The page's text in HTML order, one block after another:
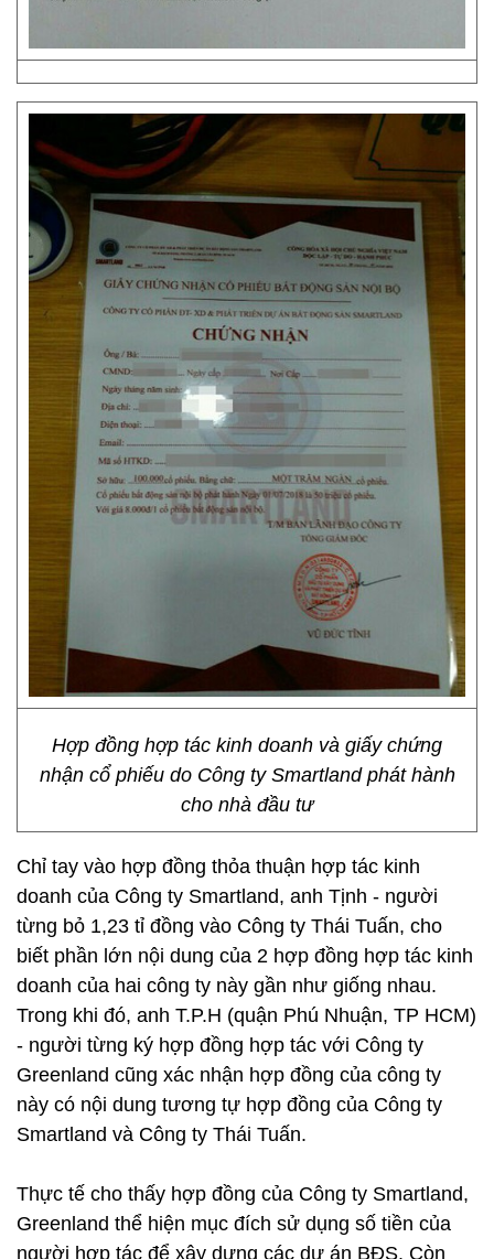
Hợp đồng hợp tác kinh doanh và giấy chứng
nhận cổ phiếu do Công ty Smartland phát hành
cho nhà đầu tư
Chỉ tay vào hợp đồng thỏa thuận hợp tác kinh
doanh của Công ty Smartland, anh Tịnh - người
từng bỏ 1,23 tỉ đồng vào Công ty Thái Tuấn, cho
biết phần lớn nội dung của 2 hợp đồng hợp tác kinh
doanh của hai công ty này gần như giống nhau.
Trong khi đó, anh T.P.H (quận Phú Nhuận, TP HCM)
- người từng ký hợp đồng hợp tác với Công ty
Greenland cũng xác nhận hợp đồng của công ty
này có nội dung tương tự hợp đồng của Công ty
Smartland và Công ty Thái Tuấn.
Thực tế cho thấy hợp đồng của Công ty Smartland,
Greenland thể hiện mục đích sử dụng số tiền của
người hợp tác để xây dựng các dự án BĐS. Còn